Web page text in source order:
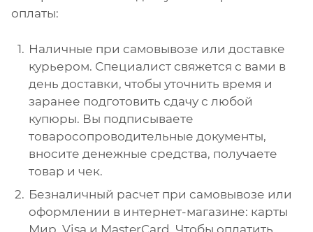
оплаты:
Наличные при самовывозе или доставке
курьером. Специалист свяжется с вами в
день доставки, чтобы уточнить время и
заранее подготовить сдачу с любой
купюры. Вы подписываете
товаросопроводительные документы,
вносите денежные средства, получаете
товар и чек.
Безналичный расчет при самовывозе или
оформлении в интернет-магазине: карты